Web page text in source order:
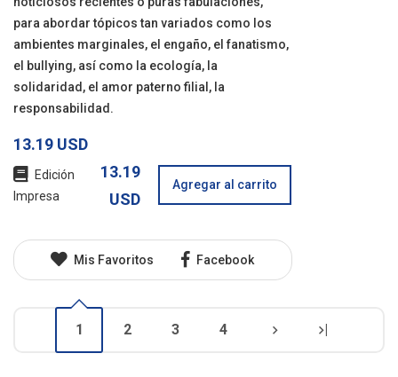
para abordar tópicos tan variados como los
ambientes marginales, el engaño, el fanatismo,
el bullying, así como la ecología, la
solidaridad, el amor paterno filial, la
responsabilidad.
13.19 USD
Edición
Impresa
13.19
USD
Agregar al carrito
Mis Favoritos Facebook
1 2 3 4 |